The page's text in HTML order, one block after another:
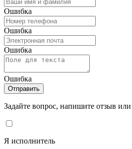
Ошибка
Ошибка
Ошибка
Ошибка
Отправить
Задайте вопрос, напишите отзыв
Я исполнитель